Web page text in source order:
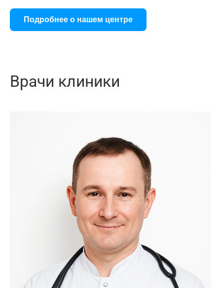
Подробнее о нашем центре
Врачи клиники